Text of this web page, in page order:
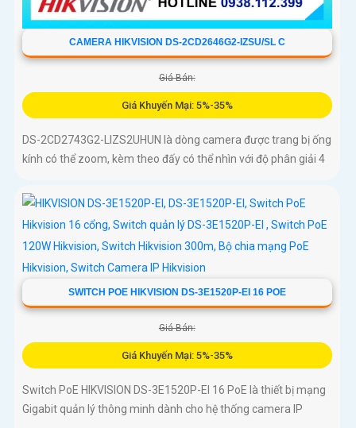
CAMERA HIKVISION DS-2CD2646G2-IZSU/SL C
Giá Bán:
Giá Khuyến Mại: 5%-35%
DS-2CD2743G2-LIZS2UHUN là dòng camera được trang bị ống
kính có thể zoom, kèm theo đấy có thể nhìn với độ phân giải 4
SWITCH POE HIKVISION DS-3E1520P-EI 16 POE
Giá Bán:
Giá Khuyến Mại: 5%-35%
Switch PoE HIKVISION DS-3E1520P-EI 16 PoE là thiết bị mạng
Gigabit quản lý thông minh dành cho hệ thống camera IP